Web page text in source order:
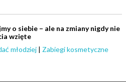
o siebie – ale na zmiany nigdy nie
wzięte
młodziej | Zabiegi kosmetyczne